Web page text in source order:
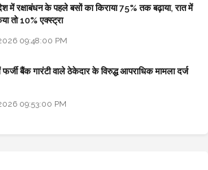
में रक्षाबंधन के पहले बसों का किराया 75% तक बढ़ाया, रात में
तो 10% एक्स्ट्रा
09:48:00 PM
फर्जी बैंक गारंटी वाले ठेकेदार के विरुद्ध आपराधिक मामला दर्ज
09:53:00 PM